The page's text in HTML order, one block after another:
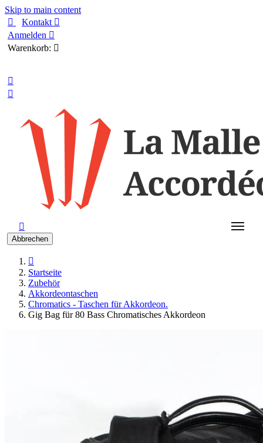
Skip to main content

Kontakt 
Anmelden 
Warenkorb: 



Abbrechen

Startseite
Zubehör
Akkordeontaschen
Chromatics - Taschen für Akkordeon.
Gig Bag für 80 Bass Chromatisches Akkordeon